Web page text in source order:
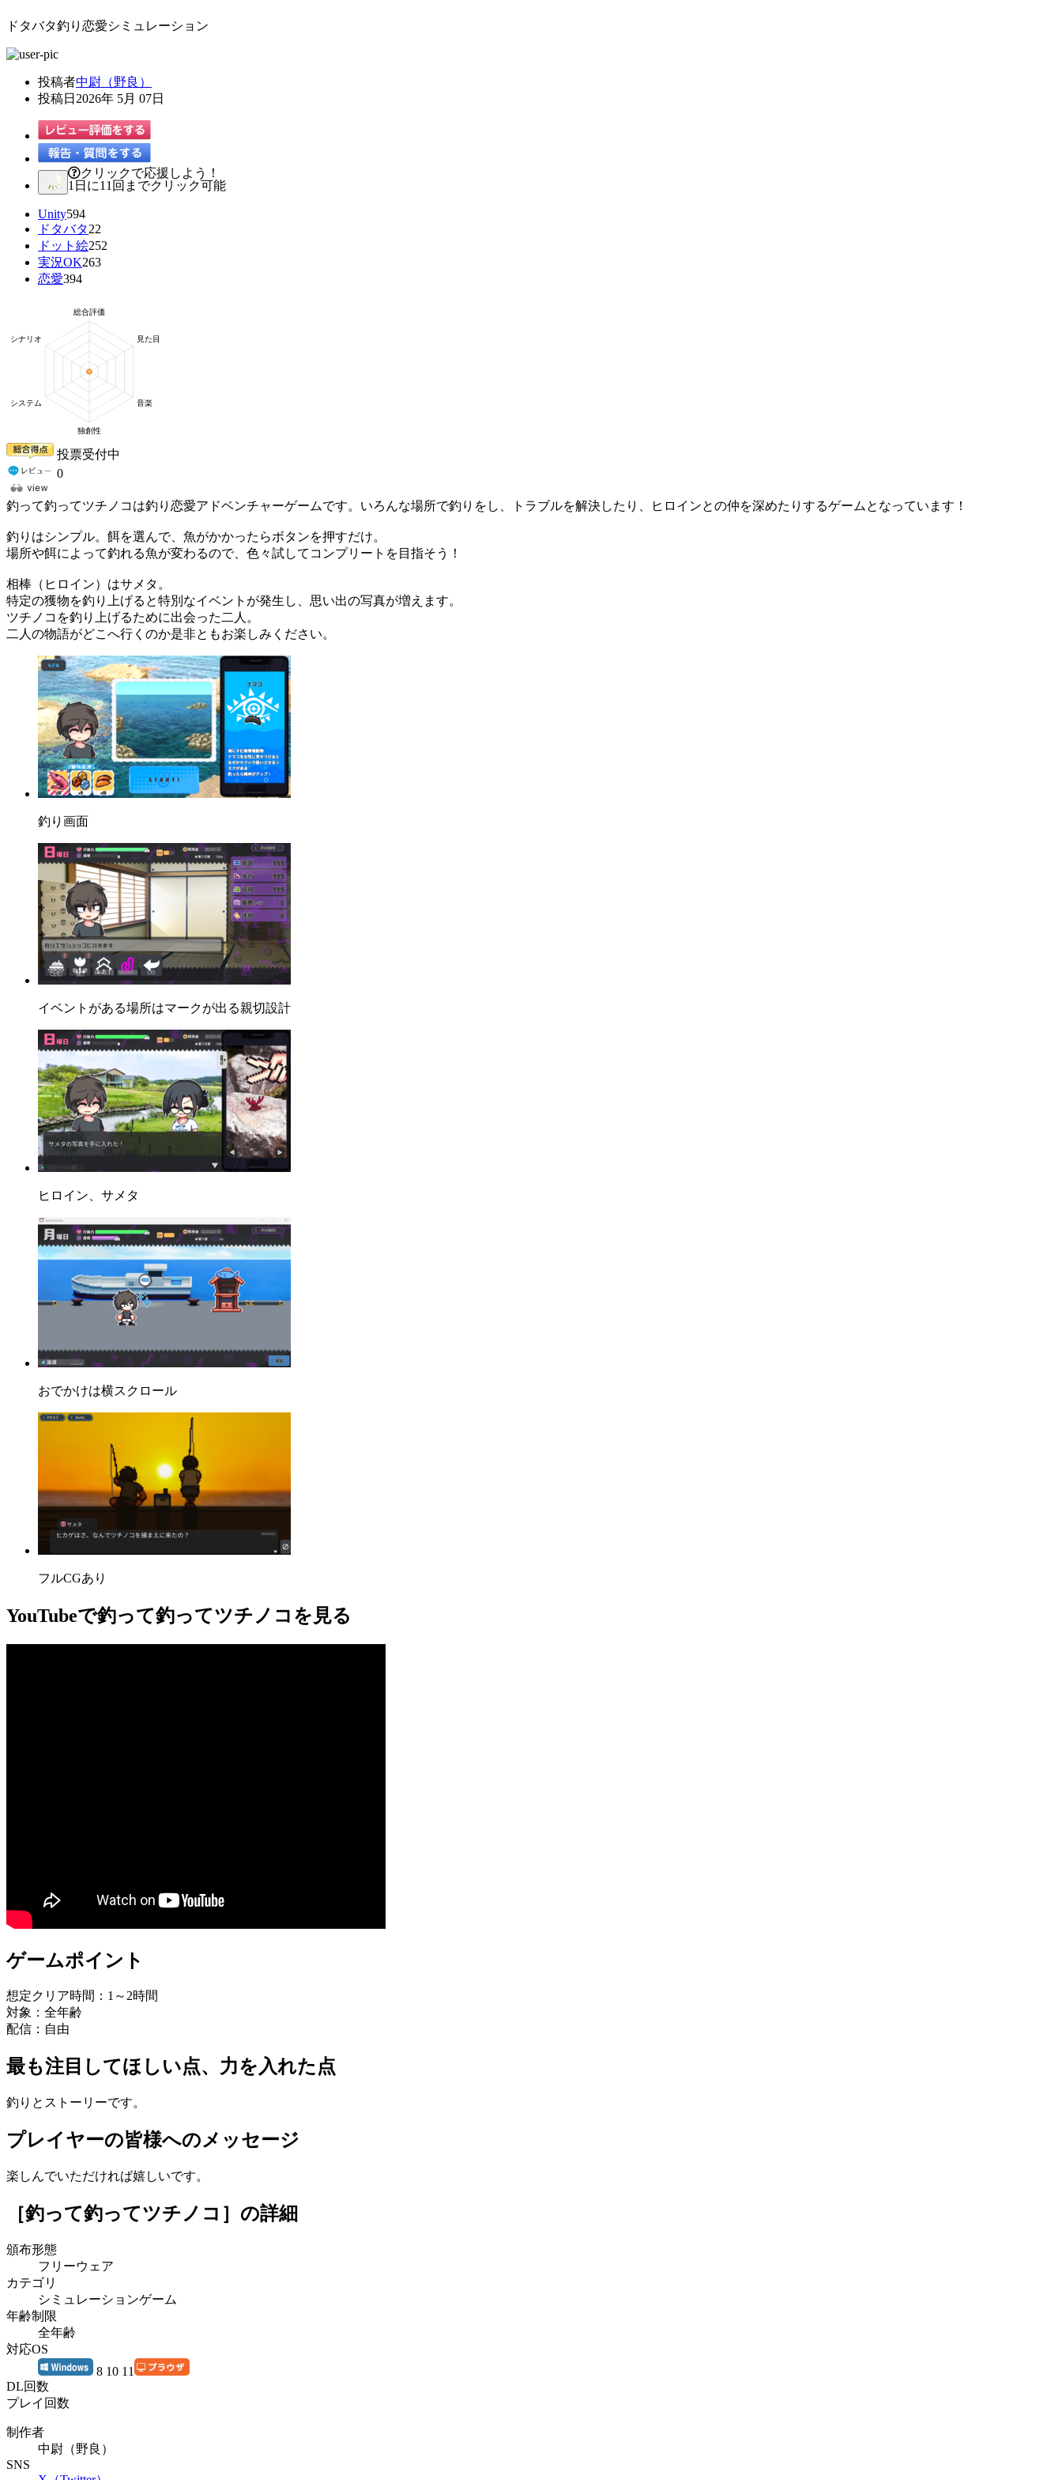
ドタバタ釣り恋愛シミュレーション
投稿者中尉（野良）
投稿日 2026年 5月 07日
クリックで応援しよう！
1日に11回までクリック可能
Unity594
ドタバタ22
ドット絵252
実況OK263
恋愛394
投票受付中
0
釣って釣ってツチノコは釣り恋愛アドベンチャーゲームです。いろんな場所で釣りをし、トラブルを解決したり、ヒロインとの仲を深めたりするゲームとなっています！
釣りはシンプル。餌を選んで、魚がかかったらボタンを押すだけ。
場所や餌によって釣れる魚が変わるので、色々試してコンプリートを目指そう！
相棒（ヒロイン）はサメタ。
特定の獲物を釣り上げると特別なイベントが発生し、思い出の写真が増えます。
ツチノコを釣り上げるために出会った二人。
二人の物語がどこへ行くのか是非ともお楽しみください。
釣り画面
イベントがある場所はマークが出る親切設計
ヒロイン、サメタ
おでかけは横スクロール
フルCGあり
YouTubeで釣って釣ってツチノコを見る
ゲームポイント
想定クリア時間：1～2時間
対象：全年齢
配信：自由
最も注目してほしい点、力を入れた点
釣りとストーリーです。
プレイヤーの皆様へのメッセージ
楽しんでいただければ嬉しいです。
［釣って釣ってツチノコ］ の詳細
頒布形態
フリーウェア
カテゴリ
シミュレーションゲーム
年齢制限
全年齢
対応OS
8 10 11
DL回数
プレイ回数
制作者
中尉（野良）
SNS